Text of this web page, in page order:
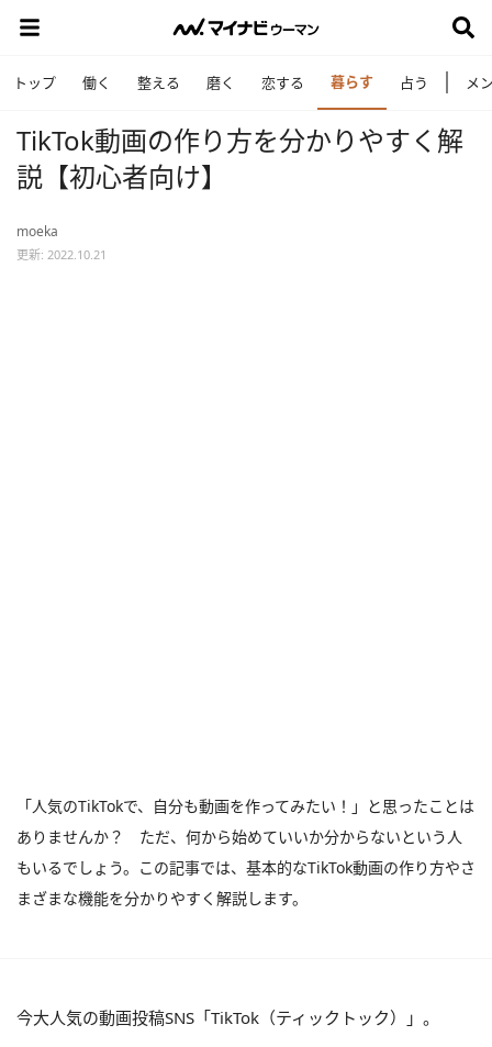
トップ 働く 整える 磨く 恋する 暮らす 占う メ
TikTok動画の作り方を分かりやすく解
説【初心者向け】
moeka
更新: 2022.10.21
「人気のTikTokで、自分も動画を作ってみたい！」と思ったことは
ありませんか？ ただ、何から始めていいか分からないという人
もいるでしょう。この記事では、基本的なTikTok動画の作り方やさ
まざまな機能を分かりやすく解説します。
今大人気の動画投稿SNS「TikTok（ティックトック）」。